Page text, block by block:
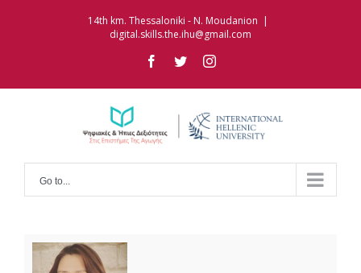
14th km. Thessaloniki - N. Moudanion |
digital.skills.the.ihu@gmail.com
facebook
twitterinstagram
Go to...